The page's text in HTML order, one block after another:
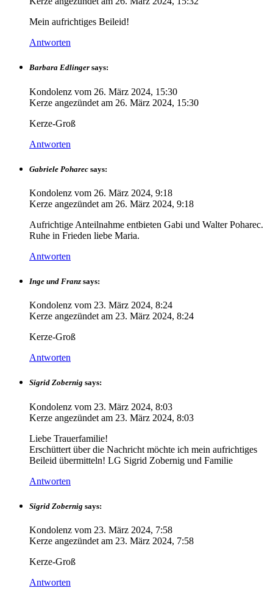
Mein aufrichtiges Beileid!
Antworten
Barbara Edlinger says:
Kondolenz vom 26. März 2024, 15:30
Kerze angezündet am 26. März 2024, 15:30
Kerze-Groß
Antworten
Gabriele Poharec says:
Kondolenz vom 26. März 2024, 9:18
Kerze angezündet am 26. März 2024, 9:18
Aufrichtige Anteilnahme entbieten Gabi und Walter Poharec.
Ruhe in Frieden liebe Maria.
Antworten
Inge und Franz says:
Kondolenz vom 23. März 2024, 8:24
Kerze angezündet am 23. März 2024, 8:24
Kerze-Groß
Antworten
Sigrid Zobernig says:
Kondolenz vom 23. März 2024, 8:03
Kerze angezündet am 23. März 2024, 8:03
Liebe Trauerfamilie!
Erschüttert über die Nachricht möchte ich mein aufrichtiges
Beileid übermitteln! LG Sigrid Zobernig und Familie
Antworten
Sigrid Zobernig says:
Kondolenz vom 23. März 2024, 7:58
Kerze angezündet am 23. März 2024, 7:58
Kerze-Groß
Antworten